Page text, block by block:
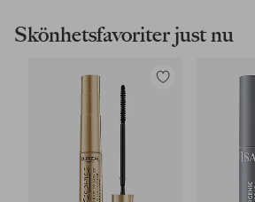
Skönhetsfavoriter just nu
Lägg